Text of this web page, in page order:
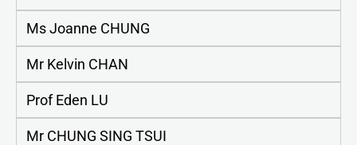
Ms Joanne CHUNG
Mr Kelvin CHAN
Prof Eden LU
Mr CHUNG SING TSUI